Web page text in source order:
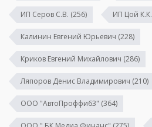
ИП Серов С.В. (256) ИП Цой К.К.
Калинин Евгений Юрьевич (228)
Криков Евгений Михайлович (286)
Ляпоров Денис Владимирович (210)
ООО "АвтоПроффи63" (364)